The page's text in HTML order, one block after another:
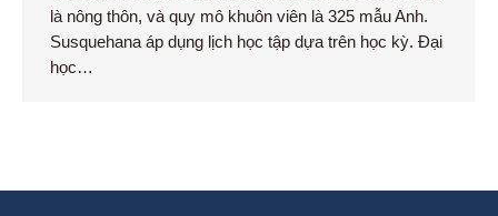
là nông thôn, và quy mô khuôn viên là 325 mẫu Anh.
Susquehana áp dụng lịch học tập dựa trên học kỳ. Đại
học…